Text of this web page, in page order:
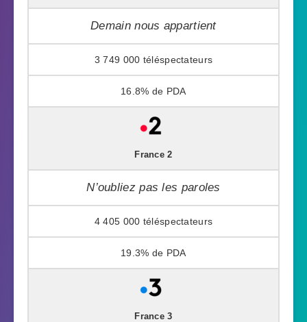
Demain nous appartient
3 749 000
16.8%
France 2
N’oubliez pas les paroles
4 405 000
19.3%
France 3